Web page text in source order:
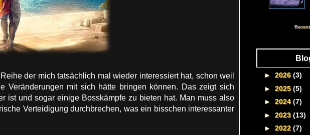
der mich tatsächlich mal wieder interessiert hat, schon weil
mit sich hätte bringen können. Das zeigt sich
ist und sogar einige Bosskämpfe zu bieten hat. Man muss also
Verteidigung durchbrechen, was ein bisschen interessanter
► 2026(3)
► 2025(5)
► 2024(7)
► 2023(13)
► 2022 (7)